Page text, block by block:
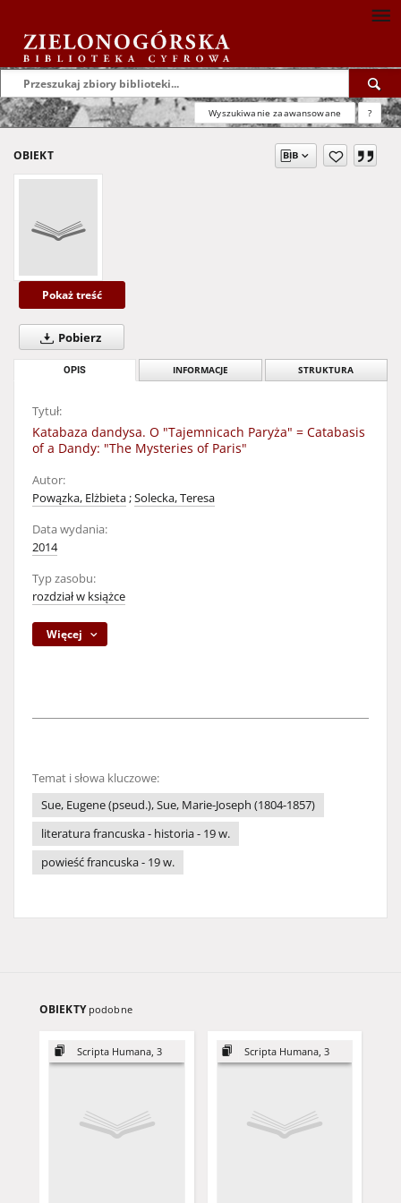
Wyszukiwanie zaawansowane ?
OBIEKT
Pokaż treść
Pobierz
OPIS INFORMACJE STRUKTURA
Tytuł:
Katabaza dandysa. O "Tajemnicach Paryża" = Catabasis
of a Dandy: "The Mysteries of Paris"
Autor:
Powązka, Elżbieta;Solecka, Teresa
Data wydania:
2014
Typ zasobu:
rozdział w książce
Więcej
Temat i słowa kluczowe:
Sue, Eugene (pseud.), Sue, Marie-Joseph (1804-1857)
literatura francuska - historia - 19 w.
powieść francuska - 19 w.
OBIEKTY podobne
Scripta Humana, 3 Scripta Humana, 3